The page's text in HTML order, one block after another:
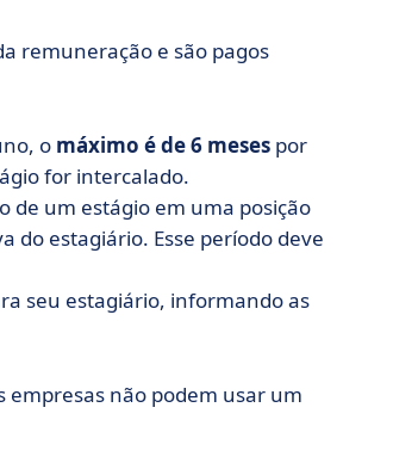
remuneração e são pagos
o máximo é de 6 meses por
for intercalado.
de um estágio em uma posição
do estagiário. Esse período deve
seu estagiário, informando as
empresas não podem usar um